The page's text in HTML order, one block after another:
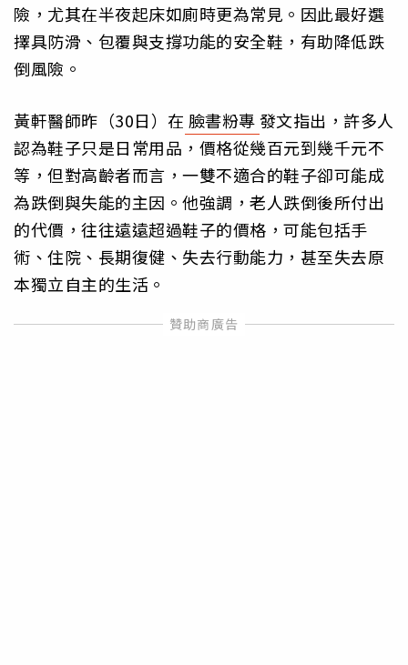
險，尤其在半夜起床如廁時更為常見。因此最好選
擇具防滑、包覆與支撐功能的安全鞋，有助降低跌
倒風險。
黃軒醫師昨（30日）在 臉書粉專發文指出，許多人
認為鞋子只是日常用品，價格從幾百元到幾千元不
等，但對高齡者而言，一雙不適合的鞋子卻可能成
為跌倒與失能的主因。他強調，老人跌倒後所付出
的代價，往往遠遠超過鞋子的價格，可能包括手
術、住院、長期復健、失去行動能力，甚至失去原
本獨立自主的生活。